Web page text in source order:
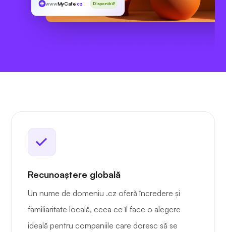
wwwMyCafe.cz Disponibil!
Recunoaștere globală
Un nume de domeniu .cz oferă încredere și
familiaritate locală, ceea ce îl face o alegere
ideală pentru companiile care doresc să se